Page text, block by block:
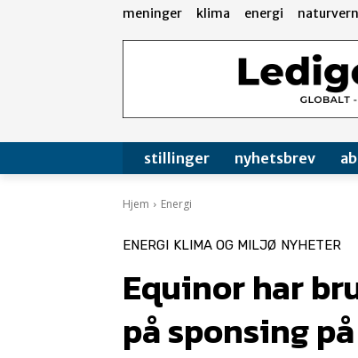
meninger klima energi naturvern
stillinger nyhetsbrev
Hjem Energi
ENERGI KLIMA OG MILJØ NYHETER
Equinor har
på sponsing